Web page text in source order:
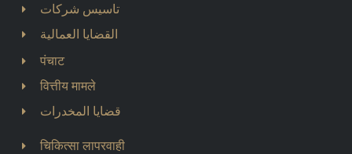
تاسيس شركات
القضايا العمالية
पंचाट
वित्तीय मामले
قضايا المخدرات
चिकित्सा लापरवाही